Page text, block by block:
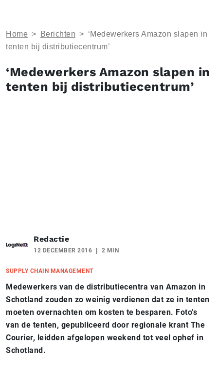
Home > Berichten > ‘Medewerkers Amazon slapen in
tenten bij distributiecentrum’
‘Medewerkers Amazon slapen in
tenten bij distributiecentrum’
Redactie
12 DECEMBER 2016 2 MIN
SUPPLY CHAIN MANAGEMENT
Medewerkers van de distributiecentra van Amazon in
Schotland zouden zo weinig verdienen dat ze in tenten
moeten overnachten om kosten te besparen. Foto’s
van de tenten, gepubliceerd door regionale krant The
Courier, leidden afgelopen weekend tot veel ophef in
Schotland.